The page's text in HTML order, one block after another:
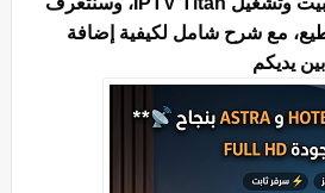
مع شرح شامل لكيفية إضافة
يديكم